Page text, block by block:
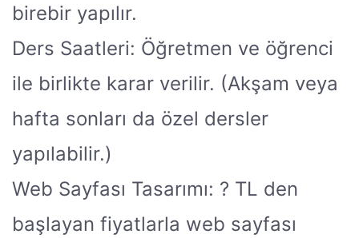
birebir yapılır.
Ders Saatleri: Öğretmen ve öğrenci
ile birlikte karar verilir. (Akşam veya
hafta sonları da özel dersler
yapılabilir.)
Web Sayfası Tasarımı: ? TL den
başlayan fiyatlarla web sayfası